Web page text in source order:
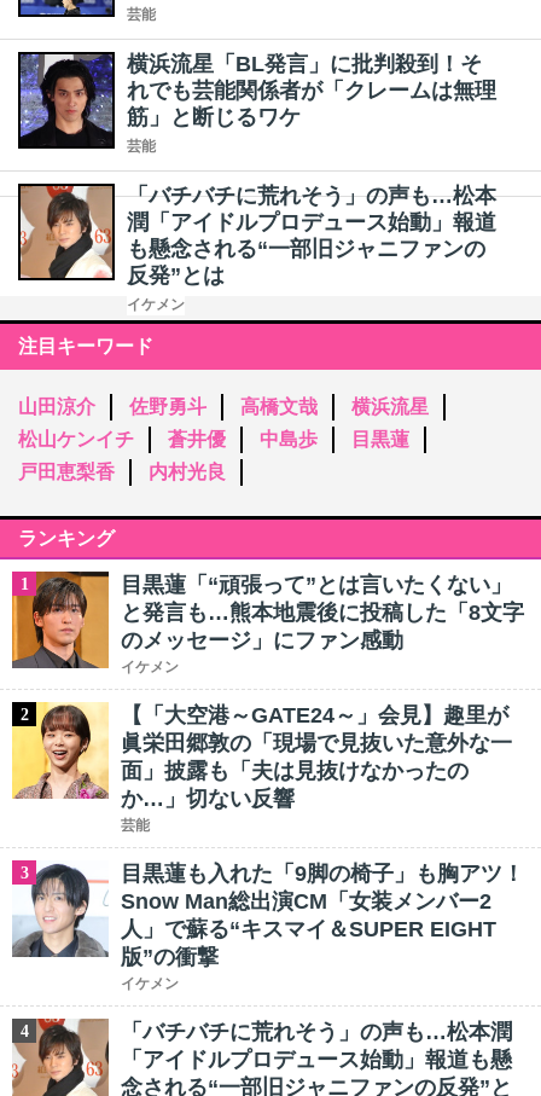
芸能
横浜流星「BL発言」に批判殺到！そ
れでも芸能関係者が「クレームは無理
筋」と断じるワケ
芸能
「バチバチに荒れそう」の声も…松本
潤「アイドルプロデュース始動」報道
も懸念される“一部旧ジャニファンの
反発”とは
イケメン
注目キーワード
山田涼介 佐野勇斗 高橋文哉
横浜流星
松山ケンイチ
蒼井優 中島歩
目黒蓮
戸田恵梨香
内村光良
ランキング
1
目黒蓮「“頑張って”とは言いたくない」
と発言も…熊本地震後に投稿した「8文字
のメッセージ」にファン感動
イケメン
2
【「大空港～GATE24～」会見】趣里が
眞栄田郷敦の「現場で見抜いた意外な一
面」披露も「夫は見抜けなかったの
か…」切ない反響
芸能
3
目黒蓮も入れた「9脚の椅子」も胸アツ！
Snow Man総出演CM「女装メンバー2
人」で蘇る“キスマイ＆SUPER EIGHT
版”の衝撃
イケメン
4
「バチバチに荒れそう」の声も…松本潤
「アイドルプロデュース始動」報道も懸
念される“一部旧ジャニファンの反発”と